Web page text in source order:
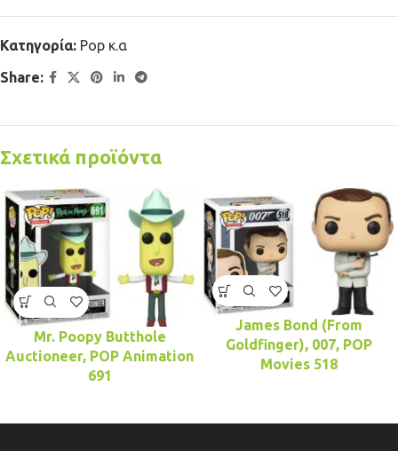
Κατηγορία: Pop κ.α
Share:
Σχετικά προϊόντα
Mr. Poopy Butthole
Auctioneer, POP Animation
691
James Bond (From
Goldfinger), 007, POP
Movies 518